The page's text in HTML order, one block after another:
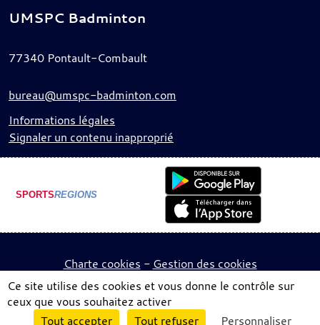
UMSPC Badminton
77340 Pontault-Combault
bureau@umspc-badminton.com
Informations légales
Signaler un contenu inapproprié
SPORTSREGIONS
Charte cookies Gestion des cookies
Envie de participer ? Connexion
Ce site utilise des cookies et vous donne le contrôle sur
ceux que vous souhaitez activer
Tout accepter
Tout refuser Personnaliser